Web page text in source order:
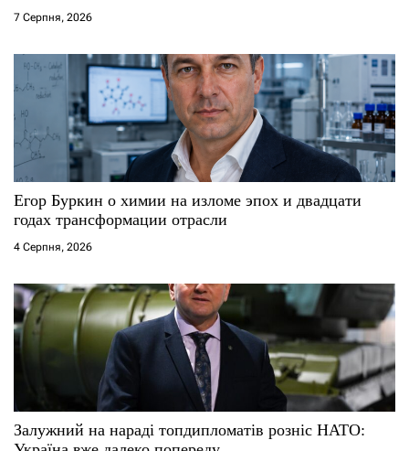
7 Серпня, 2026
Егор Буркин о химии на изломе эпох и двадцати
годах трансформации отрасли
4 Серпня, 2026
Залужний на нараді топдипломатів розніс НАТО: